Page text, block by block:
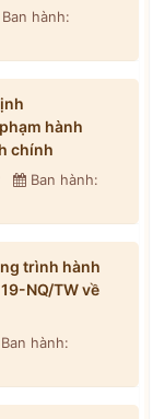
Ban hành:
hành
chính
Ban hành:
trình hành
NQ/TW về
Ban hành: